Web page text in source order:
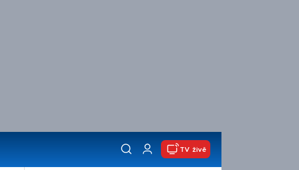
TV živě